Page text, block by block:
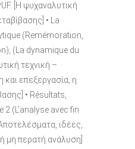
[Η ψυχαναλυτική
• La
(Remémoration,
(La dynamique du
τεχνική –
επεξεργασία, η
• Résultats,
(L’analyse avec fin
ιδέες,
μη περατή ανάλυση]